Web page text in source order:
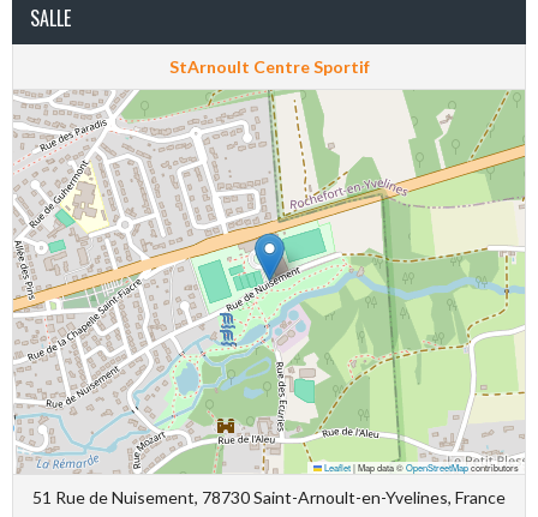
SALLE
StArnoult Centre Sportif
Leaflet|Map data ©OpenStreetMapcontributors
51 Rue de Nuisement, 78730 Saint-Arnoult-en-Yvelines, France